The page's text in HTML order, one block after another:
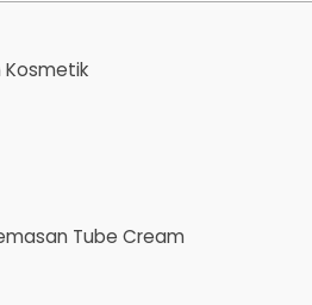
Kosmetik
Tube Cream